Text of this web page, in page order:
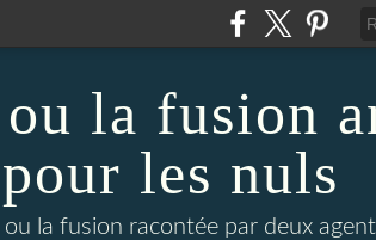
la fusion
pour les nuls
ou la fusion racontée par deux